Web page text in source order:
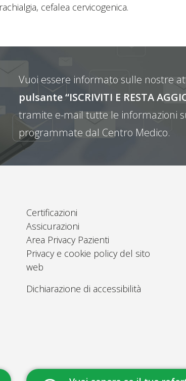
cefalea cervicogenica.
Vuoi essere informato sulle nostre
pulsante “ISCRIVITI E RESTA
tramite e-mail tutte le informazioni
programmate dal Centro Medico.
Certificazioni
Assicurazioni
Area Privacy Pazienti
Privacy e cookie policy del sito
web
Dichiarazione di accessibilità